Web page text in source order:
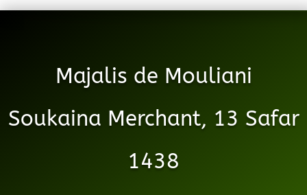
Majalis de Mouliani
Soukaina Merchant, 13 Safar
1438